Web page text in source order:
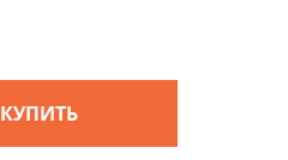
КУПИТЬ